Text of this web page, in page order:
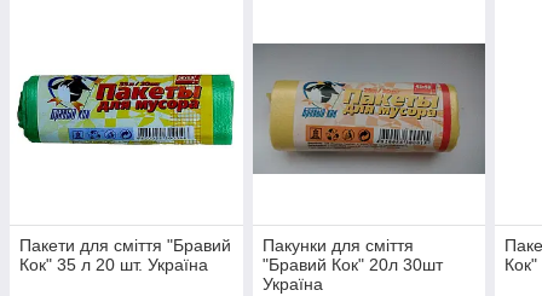
Пакети для сміття "Бравий
Кок" 35 л 20 шт. Україна
Пакунки для сміття
"Бравий Кок" 20л 30шт
Україна